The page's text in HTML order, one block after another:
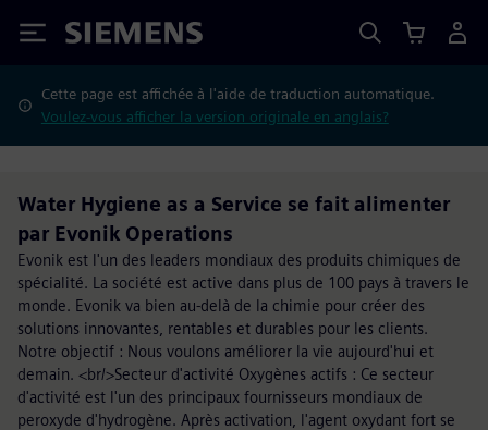
Siemens
Cette page est affichée à l'aide de traduction automatique.
Voulez-vous afficher la version originale en anglais?
Water Hygiene as a Service se fait alimenter
par Evonik Operations
Evonik est l'un des leaders mondiaux des produits chimiques de
spécialité. La société est active dans plus de 100 pays à travers le
monde. Evonik va bien au-delà de la chimie pour créer des
solutions innovantes, rentables et durables pour les clients.
Notre objectif : Nous voulons améliorer la vie aujourd'hui et
demain. <br/>Secteur d'activité Oxygènes actifs : Ce secteur
d'activité est l'un des principaux fournisseurs mondiaux de
peroxyde d'hydrogène. Après activation, l'agent oxydant fort se